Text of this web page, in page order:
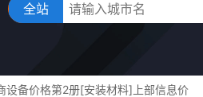
全站
设备价格第2册[安装材料]上部信息价